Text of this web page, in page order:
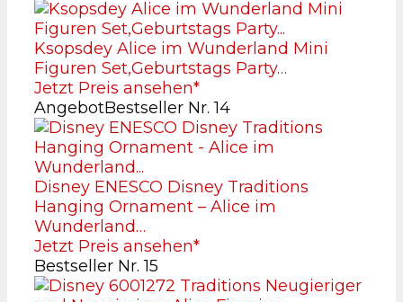
Ksopsdey Alice im Wunderland Mini
Figuren Set,Geburtstags Party…
Jetzt Preis ansehen*
AngebotBestseller Nr. 14
Disney ENESCO Disney Traditions
Hanging Ornament – Alice im
Wunderland…
Jetzt Preis ansehen*
Bestseller Nr. 15